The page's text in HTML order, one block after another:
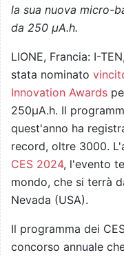
la sua nuova micro-
da 250 µA.h.
LIONE, Francia: I-
stata nominato
Innovation Awards
250µA.h. Il
quest'anno ha
record, oltre 3000.
CES 2024, l'evento
mondo, che si terrà
Nevada (USA).
Il programma dei
concorso annuale